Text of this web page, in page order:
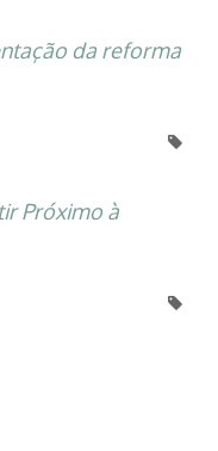
da reforma
Próximo à